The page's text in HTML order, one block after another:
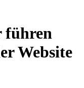
führen
Website